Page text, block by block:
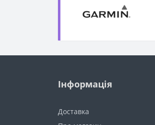
Інформація
Доставка